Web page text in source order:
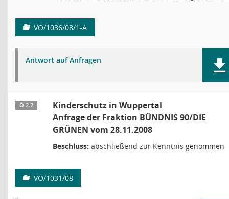
VO/1036/08/1-A
Antwort auf Anfragen
Ö 2.2
Kinderschutz in Wuppertal
Anfrage der Fraktion BÜNDNIS 90/DIE
GRÜNEN vom 28.11.2008
Beschluss: abschließend zur Kenntnis genommen
VO/1031/08